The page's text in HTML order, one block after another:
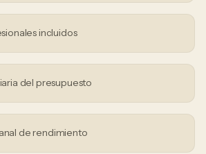
incluidos
del presupuesto
de rendimiento